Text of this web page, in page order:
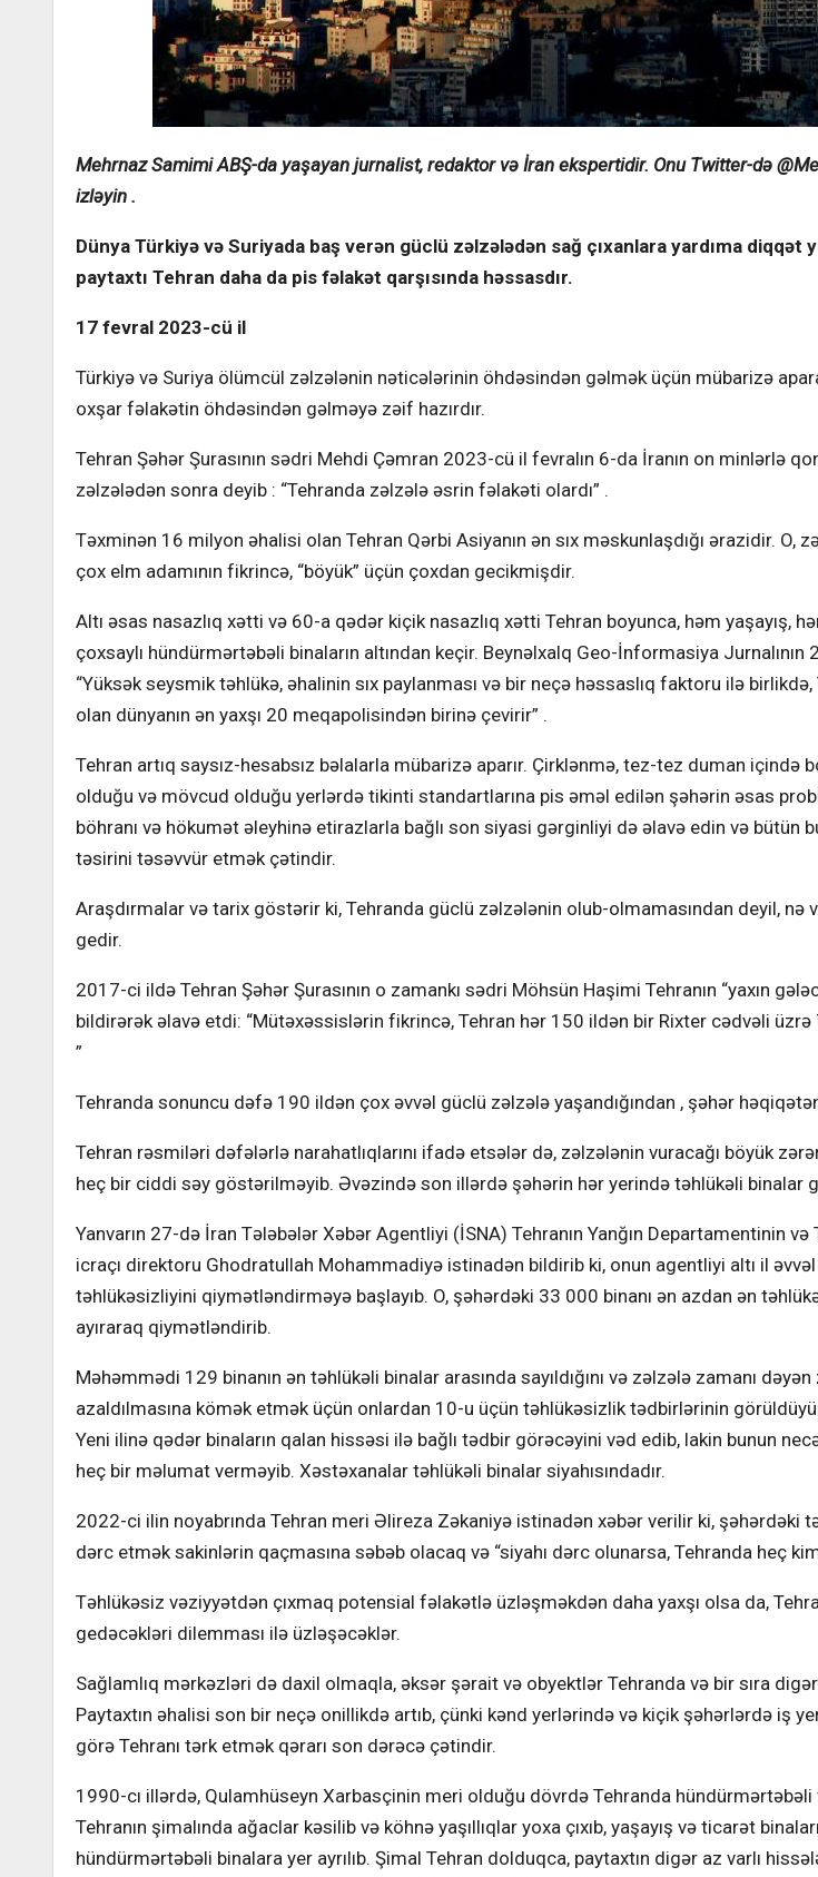
Mehrnaz Samimi ABŞ-da yaşayan jurnalist, redaktor və İran ekspertidir. Onu Twitter-də
izləyin .
Dünya Türkiyə və Suriyada baş verən güclü zəlzələdən sağ çıxanlara yardıma diqqət
paytaxtı Tehran daha da pis fəlakət qarşısında həssasdır.
17 fevral 2023-cü il
Türkiyə və Suriya ölümcül zəlzələnin nəticələrinin öhdəsindən gəlmək üçün mübarizə
oxşar fəlakətin öhdəsindən gəlməyə zəif hazırdır.
Tehran Şəhər Şurasının sədri Mehdi Çəmran 2023-cü il fevralın 6-da İranın on minlərlə
zəlzələdən sonra deyib : “Tehranda zəlzələ əsrin fəlakəti olardı” .
Təxminən 16 milyon əhalisi olan Tehran Qərbi Asiyanın ən sıx məskunlaşdığı ərazidir. O,
çox elm adamının fikrincə, “böyük” üçün çoxdan gecikmişdir.
Altı əsas nasazlıq xətti və 60-a qədər kiçik nasazlıq xətti Tehran boyunca, həm yaşayış,
çoxsaylı hündürmərtəbəli binaların altından keçir. Beynəlxalq Geo-İnformasiya
“Yüksək seysmik təhlükə, əhalinin sıx paylanması və bir neçə həssaslıq faktoru ilə
olan dünyanın ən yaxşı 20 meqapolisindən birinə çevirir” .
Tehran artıq saysız-hesabsız bəlalarla mübarizə aparır. Çirklənmə, tez-tez duman içində
olduğu və mövcud olduğu yerlərdə tikinti standartlarına pis əməl edilən şəhərin əsas
böhranı və hökumət əleyhinə etirazlarla bağlı son siyasi gərginliyi də əlavə edin və bütün
təsirini təsəvvür etmək çətindir.
Araşdırmalar və tarix göstərir ki, Tehranda güclü zəlzələnin olub-olmamasından deyil, nə
gedir.
2017-ci ildə Tehran Şəhər Şurasının o zamankı sədri Möhsün Haşimi Tehranın “yaxın
bildirərək əlavə etdi: “Mütəxəssislərin fikrincə, Tehran hər 150 ildən bir Rixter cədvəli üzrə
”
Tehranda sonuncu dəfə 190 ildən çox əvvəl güclü zəlzələ yaşandığından , şəhər
Tehran rəsmiləri dəfələrlə narahatlıqlarını ifadə etsələr də, zəlzələnin vuracağı böyük
heç bir ciddi səy göstərilməyib. Əvəzində son illərdə şəhərin hər yerində təhlükəli binalar
Yanvarın 27-də İran Tələbələr Xəbər Agentliyi (İSNA) Tehranın Yanğın Departamentinin
icraçı direktoru Ghodratullah Mohammadiyə istinadən bildirib ki, onun agentliyi altı il
təhlükəsizliyini qiymətləndirməyə başlayıb. O, şəhərdəki 33 000 binanı ən azdan ən
ayıraraq qiymətləndirib.
Məhəmmədi 129 binanın ən təhlükəli binalar arasında sayıldığını və zəlzələ zamanı dəyən
azaldılmasına kömək etmək üçün onlardan 10-u üçün təhlükəsizlik tədbirlərinin
Yeni ilinə qədər binaların qalan hissəsi ilə bağlı tədbir görəcəyini vəd edib, lakin bunun
heç bir məlumat verməyib. Xəstəxanalar təhlükəli binalar siyahısındadır.
2022-ci ilin noyabrında Tehran meri Əlireza Zəkaniyə istinadən xəbər verilir ki, şəhərdəki
dərc etmək sakinlərin qaçmasına səbəb olacaq və “siyahı dərc olunarsa, Tehranda heç
Təhlükəsiz vəziyyətdən çıxmaq potensial fəlakətlə üzləşməkdən daha yaxşı olsa da,
gedəcəkləri dilemması ilə üzləşəcəklər.
Sağlamlıq mərkəzləri də daxil olmaqla, əksər şərait və obyektlər Tehranda və bir sıra
Paytaxtın əhalisi son bir neçə onillikdə artıb, çünki kənd yerlərində və kiçik şəhərlərdə iş
görə Tehranı tərk etmək qərarı son dərəcə çətindir.
1990-cı illərdə, Qulamhüseyn Xarbasçinin meri olduğu dövrdə Tehranda
Tehranın şimalında ağaclar kəsilib və köhnə yaşıllıqlar yoxa çıxıb, yaşayış və ticarət
hündürmərtəbəli binalara yer ayrılıb. Şimal Tehran dolduqca, paytaxtın digər az varlı